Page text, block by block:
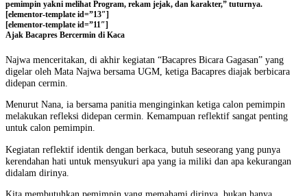
pemimpin yakni melihat Program, rekam jejak, dan karakter,” tuturnya.
[elementor-template id=”13″]
[elementor-template id=”11″]
Ajak Bacapres Bercermin di Kaca
Najwa menceritakan, di akhir kegiatan “Bacapres Bicara Gagasan” yang
digelar oleh Mata Najwa bersama UGM, ketiga Bacapres diajak berbicara
didepan cermin.
Menurut Nana, ia bersama panitia menginginkan ketiga calon pemimpin
melakukan refleksi didepan cermin. Kemampuan reflektif sangat penting
untuk calon pemimpin.
Kegiatan reflektif identik dengan berkaca, butuh seseorang yang punya
kerendahan hati untuk mensyukuri apa yang ia miliki dan apa kekurangan
didalam dirinya.